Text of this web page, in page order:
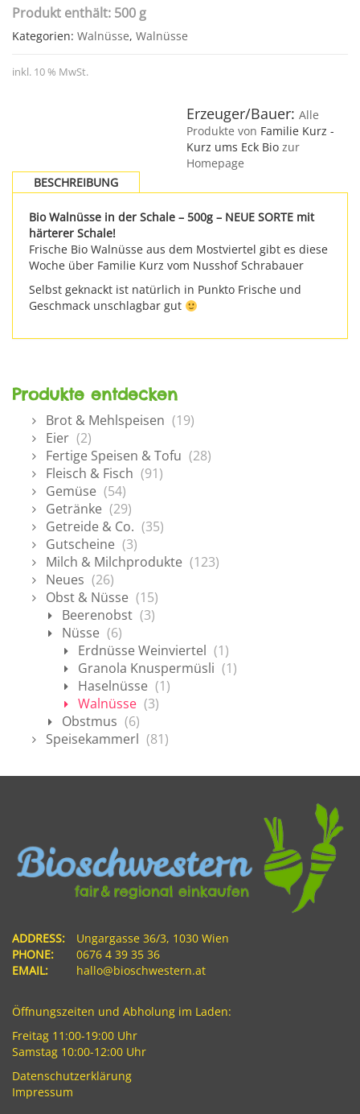
Produkt enthält: 500 g
Kategorien: Walnüsse, Walnüsse
inkl. 10 % MwSt.
Erzeuger/Bauer:Alle
Produkte von Familie Kurz -
Kurz ums Eck Biozur
Homepage
BESCHREIBUNG
Bio Walnüsse in der Schale – 500g – NEUE SORTE mit
härterer Schale!
Frische Bio Walnüsse aus dem Mostviertel gibt es diese
Woche über Familie Kurz vom Nusshof Schrabauer
Selbst geknackt ist natürlich in Punkto Frische und
Geschmack unschlagbar gut
Produkte entdecken
Brot & Mehlspeisen (19)
Eier (2)
Fertige Speisen & Tofu (28)
Fleisch & Fisch (91)
Gemüse (54)
Getränke (29)
Getreide & Co. (35)
Gutscheine (3)
Milch & Milchprodukte (123)
Neues (26)
Obst & Nüsse (15)
Beerenobst (3)
Nüsse (6)
Erdnüsse Weinviertel (1)
Granola Knuspermüsli (1)
Haselnüsse (1)
Walnüsse (3)
Obstmus (6)
Speisekammerl (81)
ADDRESS:
Ungargasse 36/3, 1030 Wien
PHONE:
0676 4 39 35 36
EMAIL:
hallo@bioschwestern.at
Öffnungszeiten und Abholung im Laden:
Freitag 11:00-19:00 Uhr
Samstag 10:00-12:00 Uhr
Datenschutzerklärung
Impressum